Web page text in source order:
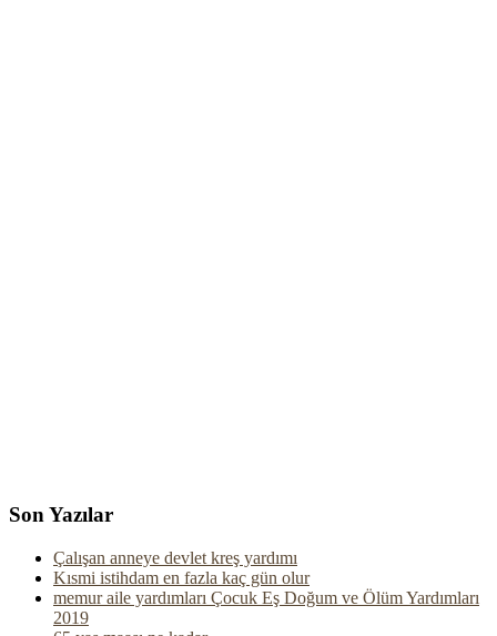
Son Yazılar
Çalışan anneye devlet kreş yardımı
Kısmi istihdam en fazla kaç gün olur
memur aile yardımları Çocuk Eş Doğum ve Ölüm Yardımları
2019